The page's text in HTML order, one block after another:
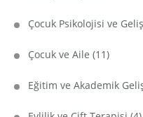
Çocuk Psikolojisi ve
Çocuk ve Aile (11)
Eğitim ve Akademik